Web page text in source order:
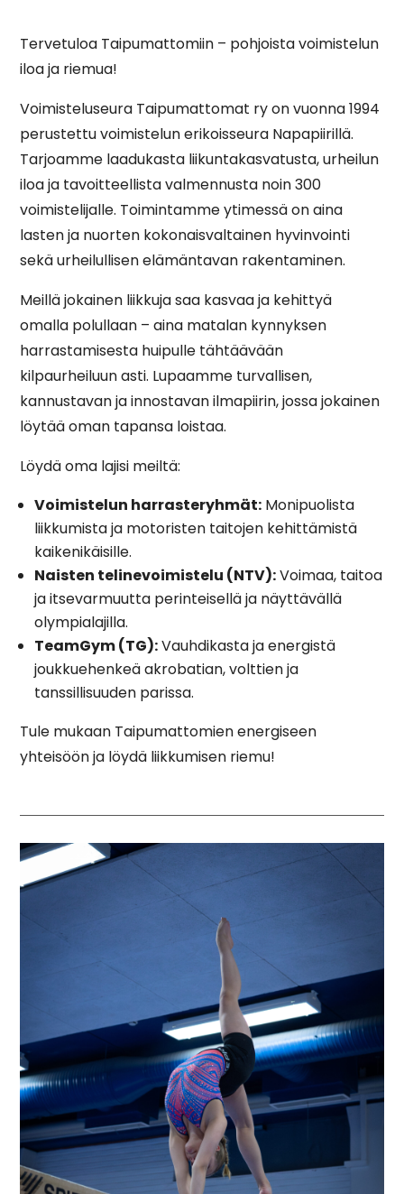
Tervetuloa Taipumattomiin – pohjoista voimistelun
iloa ja riemua!
Voimisteluseura Taipumattomat ry on vuonna 1994
perustettu voimistelun erikoisseura Napapiirillä.
Tarjoamme laadukasta liikuntakasvatusta, urheilun
iloa ja tavoitteellista valmennusta noin 300
voimistelijalle. Toimintamme ytimessä on aina
lasten ja nuorten kokonaisvaltainen hyvinvointi
sekä urheilullisen elämäntavan rakentaminen.
Meillä jokainen liikkuja saa kasvaa ja kehittyä
omalla polullaan – aina matalan kynnyksen
harrastamisesta huipulle tähtäävään
kilpaurheiluun asti. Lupaamme turvallisen,
kannustavan ja innostavan ilmapiirin, jossa jokainen
löytää oman tapansa loistaa.
Löydä oma lajisi meiltä:
Voimistelun harrasteryhmät: Monipuolista
liikkumista ja motoristen taitojen kehittämistä
kaikenikäisille.
Naisten telinevoimistelu (NTV):Voimaa, taitoa
ja itsevarmuutta perinteisellä ja näyttävällä
olympialajilla.
TeamGym (TG):Vauhdikasta ja energistä
joukkuehenkeä akrobatian, volttien ja
tanssillisuuden parissa.
Tule mukaan Taipumattomien energiseen
yhteisöön ja löydä liikkumisen riemu!